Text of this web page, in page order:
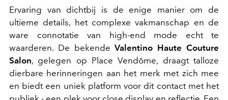
Ervaring van dichtbij is de enige manier om de
ultieme details, het complexe vakmanschap en de
ware connotatie van high-end mode echt te
waarderen. De bekende Valentino Haute Couture
Salon, gelegen op Place Vendôme, draagt ​​talloze
dierbare herinneringen aan het merk met zich mee
en biedt een uniek platform voor dit contact met het